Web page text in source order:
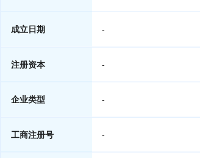
成立日期 -
注册资本 -
企业类型 -
工商注册号 -